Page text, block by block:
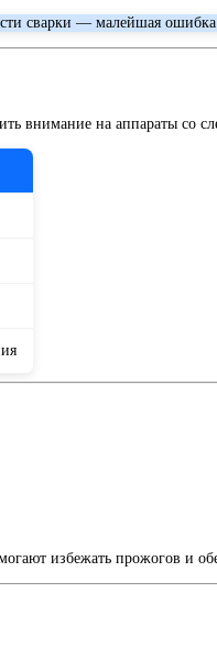
сварки — малейшая ошибка
внимание на аппараты со
избежать прожогов и